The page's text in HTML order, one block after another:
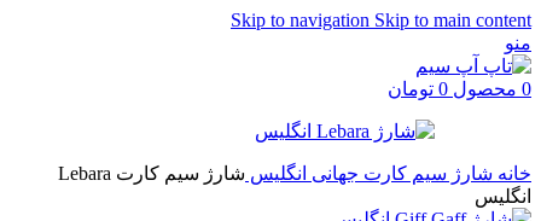
Skip to navigation Skip to main content
منو
0 محصول 0 تومان
خانه شارژ سیم کارت جهانی انگلیس
شارژ سیم کارت Lebara
انگلیس